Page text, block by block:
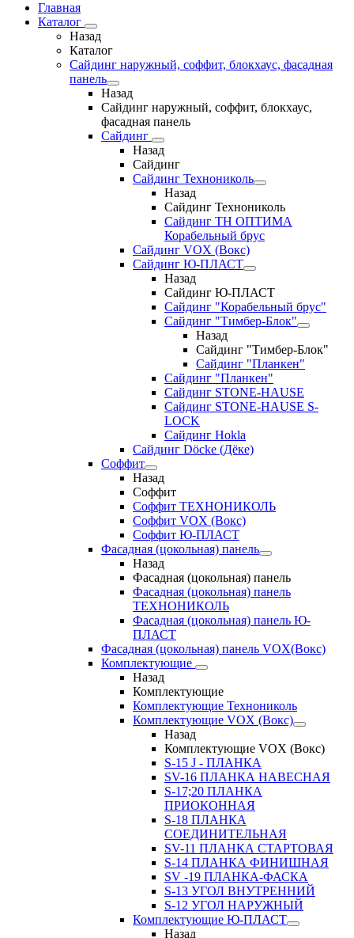
Главная
Каталог
Назад
Каталог
Сайдинг наружный, соффит, блокхаус, фасадная
панель
Назад
Сайдинг наружный, соффит, блокхаус,
фасадная панель
Сайдинг
Назад
Сайдинг
Сайдинг Технониколь
Назад
Сайдинг Технониколь
Сайдинг ТН ОПТИМА
Корабельный брус
Сайдинг VOX (Вокс)
Сайдинг Ю-ПЛАСТ
Назад
Сайдинг Ю-ПЛАСТ
Сайдинг "Корабельный брус"
Сайдинг "Тимбер-Блок"
Назад
Сайдинг "Тимбер-Блок"
Сайдинг "Планкен"
Сайдинг "Планкен"
Сайдинг STONE-HAUSE
Сайдинг STONE-HAUSE S-
LOCK
Сайдинг Hokla
Сайдинг Döcke (Дёке)
Соффит
Назад
Соффит
Соффит ТЕХНОНИКОЛЬ
Соффит VOX (Вокс)
Соффит Ю-ПЛАСТ
Фасадная (цокольная) панель
Назад
Фасадная (цокольная) панель
Фасадная (цокольная) панель
ТЕХНОНИКОЛЬ
Фасадная (цокольная) панель Ю-
ПЛАСТ
Фасадная (цокольная) панель VOX(Вокс)
Комплектующие
Назад
Комплектующие
Комплектующие Технониколь
Комплектующие VOX (Вокс)
Назад
Комплектующие VOX (Вокс)
S-15 J - ПЛАНКА
SV-16 ПЛАНКА НАВЕСНАЯ
S-17;20 ПЛАНКА
ПРИОКОННАЯ
S-18 ПЛАНКА
СОЕДИНИТЕЛЬНАЯ
SV-11 ПЛАНКА СТАРТОВАЯ
S-14 ПЛАНКА ФИНИШНАЯ
SV -19 ПЛАНКА-ФАСКА
S-13 УГОЛ ВНУТРЕННИЙ
S-12 УГОЛ НАРУЖНЫЙ
Комплектующие Ю-ПЛАСТ
Назад